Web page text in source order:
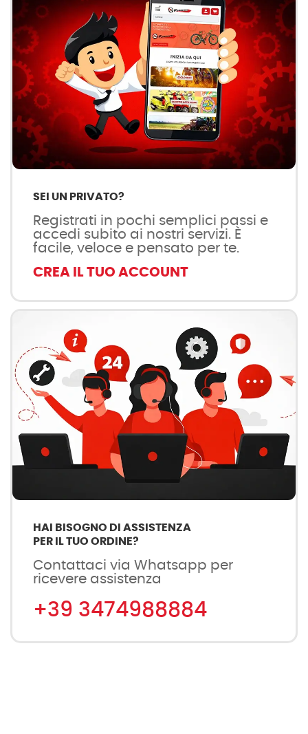
SEI UN PRIVATO?
Registrati in pochi semplici passi e
accedi subito ai nostri servizi. È
facile, veloce e pensato per te.
CREA IL TUO ACCOUNT
HAI BISOGNO DI ASSISTENZA
PER IL TUO ORDINE?
Contattaci via Whatsapp per
ricevere assistenza
+39 3474988884